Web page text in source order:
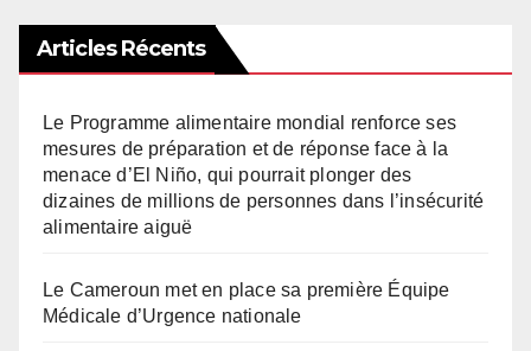
Articles Récents
Le Programme alimentaire mondial renforce ses
mesures de préparation et de réponse face à la
menace d’El Niño, qui pourrait plonger des
dizaines de millions de personnes dans l’insécurité
alimentaire aiguë
Le Cameroun met en place sa première Équipe
Médicale d’Urgence nationale